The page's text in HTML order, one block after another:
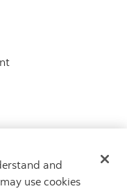
contactez-nous par
and
use cookies